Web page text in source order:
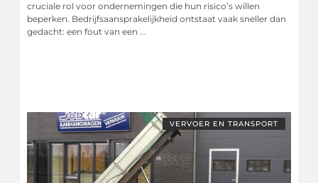
cruciale rol voor ondernemingen die hun risico’s willen
beperken. Bedrijfsaansprakelijkheid ontstaat vaak sneller dan
gedacht: een fout van een ...
VERVOER EN TRANSPORT